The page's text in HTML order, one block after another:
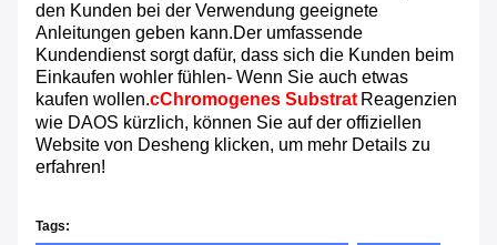
den Kunden bei der Verwendung geeignete
Anleitungen geben kann.Der umfassende
Kundendienst sorgt dafür, dass sich die Kunden beim
Einkaufen wohler fühlen- Wenn Sie auch etwas
kaufen wollen.cChromogenes Substrat Reagenzien
wie DAOS kürzlich, können Sie auf der offiziellen
Website von Desheng klicken, um mehr Details zu
erfahren!
Tags: